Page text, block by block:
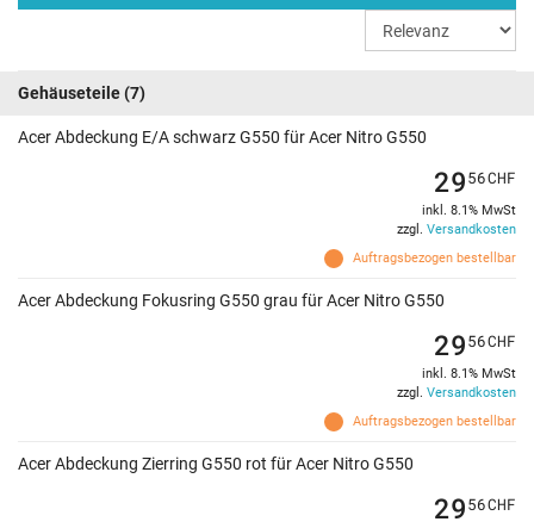
Gehäuseteile(7)
Acer Abdeckung E/A schwarz G550 für Acer Nitro G550
Auftragsbezogen bestellbar
2956CHF
inkl. 8.1% MwSt
zzgl. Versandkosten
Acer Abdeckung Fokusring G550 grau für Acer Nitro G550
Auftragsbezogen bestellbar
2956CHF
inkl. 8.1% MwSt
zzgl. Versandkosten
Acer Abdeckung Zierring G550 rot für Acer Nitro G550
2956CHF